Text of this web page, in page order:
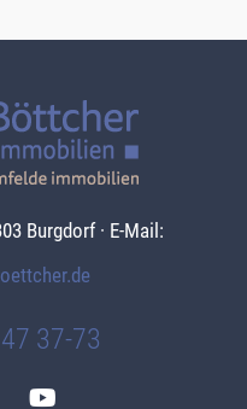
Burgdorf · E-Mail:
37-73